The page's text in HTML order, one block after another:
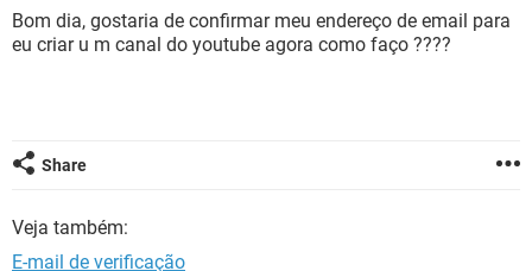
INSTAGRAM
GUIA DE COMPRAS
OUTLOOK EXCEL
JOGOS WHATSAPP
CELULAR FACEBOOK
GUIA DE COMPRAS
Bom dia, gostaria de confirmar meu endereço de email para
eu criar u m canal do youtube agora como faço ????
Share
Veja também:
E-mail de verificação